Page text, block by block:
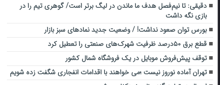
دقیقی: تا نیم‌فصل هدف ما ماندن در لیگ برتر است/ گوهری تیم را در
بازی نگه داشت
بورس توان صعود نداشت! / وضعیت جدید نمادهای سبز بازار
قطع برق ۵۰درصد ظرفیت شهرک‌های صنعتی را تعطیل کرد
توقف پیش‌فروش موبایل در یک فروشگاه‌ شمال کشور
تهران آماده نوروز نیست ؛می خواهند با اقدامات انفجاری شگفت زده شویم